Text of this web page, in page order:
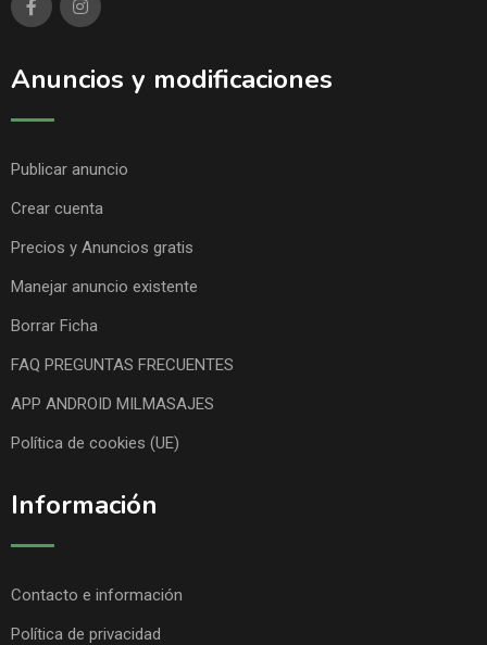
Anuncios y modificaciones
Publicar anuncio
Crear cuenta
Precios y Anuncios gratis
Manejar anuncio existente
Borrar Ficha
FAQ PREGUNTAS FRECUENTES
APP ANDROID MILMASAJES
Política de cookies (UE)
Información
Contacto e información
Política de privacidad